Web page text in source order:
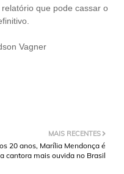
que pode cassar o
Vagner
MAIS RECENTES
20 anos, Marília Mendonça é
a cantora mais ouvida no Brasil